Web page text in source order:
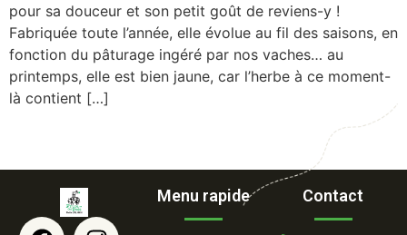
pour sa douceur et son petit goût de reviens-y !
Fabriquée toute l’année, elle évolue au fil des saisons, en
fonction du pâturage ingéré par nos vaches… au
printemps, elle est bien jaune, car l’herbe à ce moment-
là contient […]
Menu rapide Contact